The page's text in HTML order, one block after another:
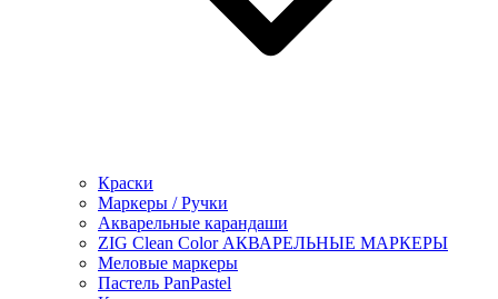
Краски
Маркеры / Ручки
Акварельные карандаши
ZIG Clean Color АКВАРЕЛЬНЫЕ МАРКЕРЫ
Меловые маркеры
Пастель PanPastel